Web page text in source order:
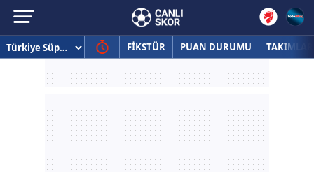
FİKSTÜR PUAN DURUMU TAKIMLAR